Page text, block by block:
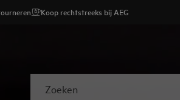
Koop rechtstreeks bij AEG
Zoeken